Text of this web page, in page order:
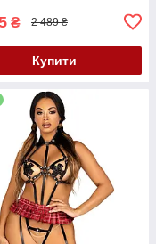
₴ 2 489 ₴
Купити